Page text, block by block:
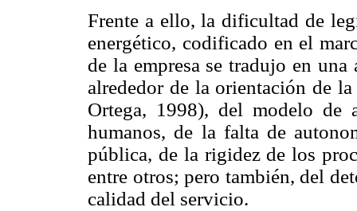
Frente a ello, la dificultad de
energético, codificado en el
de la empresa se tradujo en
alrededor de la orientación de
Ortega, 1998), del modelo de
humanos, de la falta de
pública, de la rigidez de los
entre otros; pero también, del
calidad del servicio.